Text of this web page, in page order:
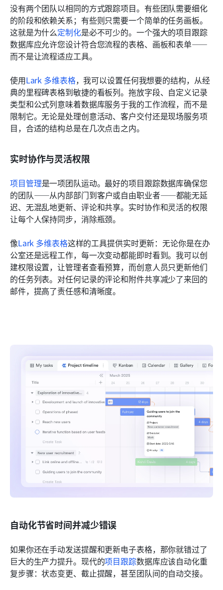
没有两个团队以相同的方式跟踪项目。有些团队需要细化
的阶段和依赖关系；有些则只需要一个简单的任务画板。
这就是为什么定制化是必不可少的。一个强大的项目跟踪
数据库应允许您设计符合您流程的表格、画板和表单——
而不是让流程适应工具。
使用Lark 多维表格，我可以设置任何我想要的结构，从经
典的里程碑表格到敏捷的看板列。拖放字段、自定义记录
类型和公式列意味着数据库服务于我的工作流程，而不是
限制它。无论是处理创意活动、客户交付还是现场服务项
目，合适的结构总是在几次点击之内。
实时协作与灵活权限
项目管理是一项团队运动。最好的项目跟踪数据库确保您
的团队——从内部部门到客户或自由职业者——都能无延
迟、无混乱地更新、评论和共享。实时协作和灵活的权限
让每个人保持同步，消除瓶颈。
像Lark 多维表格这样的工具提供实时更新：无论你是在办
公室还是远程工作，每一次变动都能即时看到。我可以创
建权限设置，让管理者查看预算，而创意人员只更新他们
的任务列表。对任何记录的评论和附件共享减少了来回的
邮件，提高了责任感和清晰度。
自动化节省时间并减少错误
如果你还在手动发送提醒和更新电子表格，那你就错过了
巨大的生产力提升。现代的项目跟踪数据库应该自动化重
复步骤：状态变更、截止提醒，甚至团队间的自动交接。